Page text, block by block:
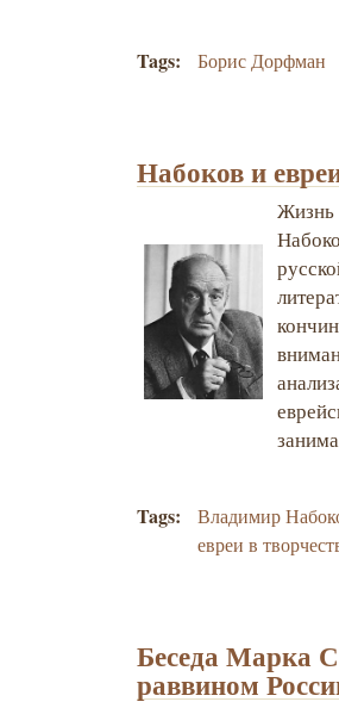
Tags: Борис Дорфман
Набоков и
Tags:
Владимир
евреи в
Беседа Марка
раввином